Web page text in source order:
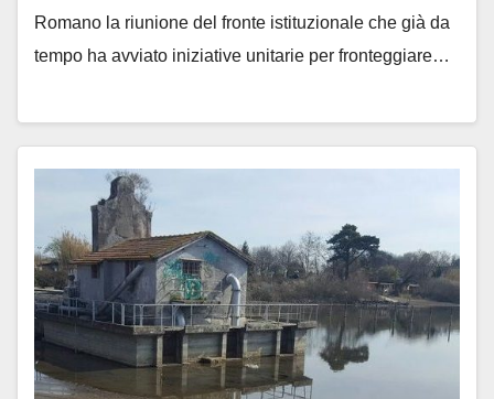
Romano la riunione del fronte istituzionale che già da
tempo ha avviato iniziative unitarie per fronteggiare…